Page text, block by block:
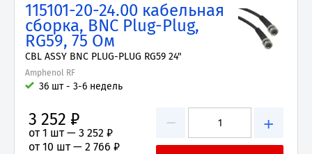
115101-20-24.00 кабельная
сборка, BNC Plug-Plug,
RG59, 75 Ом
CBL ASSY BNC PLUG-PLUG RG59 24"
Amphenol RF
36 шт - 3-6 недель
− +
3 252 ₽
от 1 шт — 3 252 ₽
от 10 шт — 2 766 ₽